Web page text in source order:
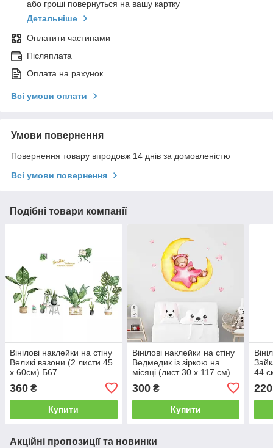
або гроші повернуться на вашу картку
Детальніше
Оплатити частинами
Післяплата
Оплата на рахунок
Всі умови оплати
Умови повернення
Повернення товару впродовж 14 днів за домовленістю
Всі умови повернення
Подібні товари компанії
Вінілові наклейки на стіну
Великі вазони (2 листи 45
х 60см) Б67
360 ₴
Купити
Вінілові наклейки на стіну
Ведмедик із зіркою на
місяці (лист 30 х 117 см)
300₴
Купити
44
220
Акційні пропозиції та новинки